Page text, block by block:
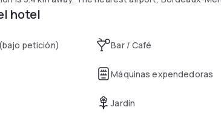
hotel
petición) Bar / Café
Máquinas expendedoras
Jardín